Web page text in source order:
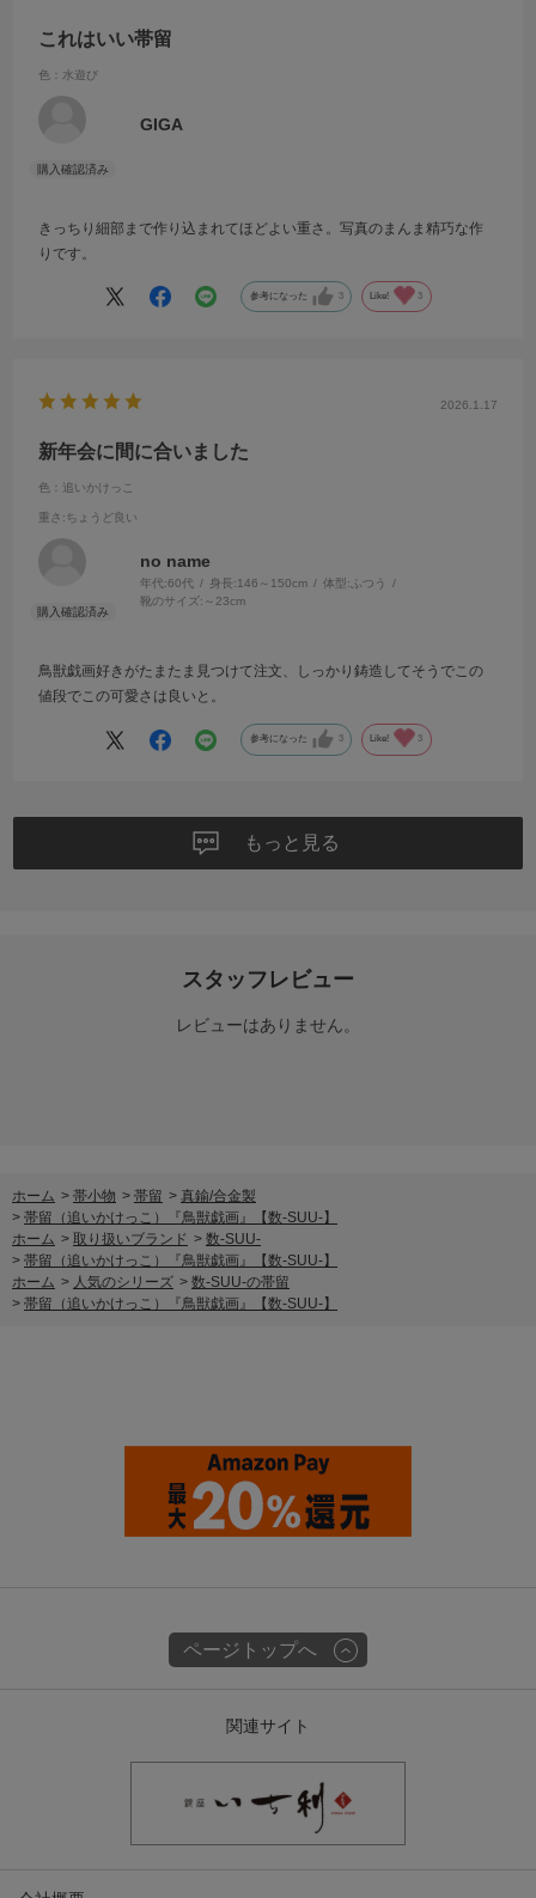
これはいい帯留
色：水遊び
GIGA
きっちり細部まで作り込まれてほどよい重さ。写真のまんま精巧な作
りです。
参考になった 3 Like! 3
2026.1.17
新年会に間に合いました
色：追いかけっこ
重さ :ちょうど良い
no name
年代:60代 身長:146～150cm 体型: ふつう
靴のサイズ: ～23cm
鳥獣戯画好きがたまたま見つけて注文、しっかり鋳造してそうでこの
値段でこの可愛さは良いと。
参考になった 3 Like! 3
もっと見る
スタッフレビュー
レビューはありません。
ホーム > 帯小物 > 帯留 > 真鍮/合金製
> 帯留（追いかけっこ）『鳥獣戯画』【数-SUU-】
ホーム > 取り扱いブランド > 数-SUU-
> 帯留（追いかけっこ）『鳥獣戯画』【数-SUU-】
ホーム > 人気のシリーズ > 数-SUU-の帯留
> 帯留（追いかけっこ）『鳥獣戯画』【数-SUU-】
ページトップへ
関連サイト